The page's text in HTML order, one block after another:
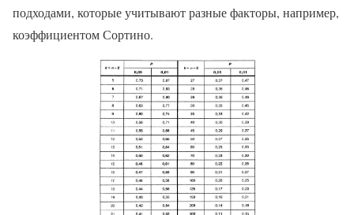
подходами, которые учитывают разные факторы, например,
коэффициентом Сортино.